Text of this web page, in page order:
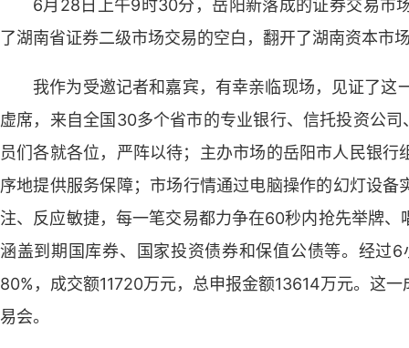
6月28日上午9时30分，岳阳新落成的证券交易市
了湖南省证券二级市场交易的空白，翻开了湖南资本市
我作为受邀记者和嘉宾，有幸亲临现场，见证了
虚席，来自全国30多个省市的专业银行、信托投资公
员们各就各位，严阵以待；主办市场的岳阳市人民银
序地提供服务保障；市场行情通过电脑操作的幻灯设
注、反应敏捷，每一笔交易都力争在60秒内抢先举牌
涵盖到期国库券、国家投资债券和保值公债等。经过
80%，成交额11720万元，总申报金额13614万元。这
易会。